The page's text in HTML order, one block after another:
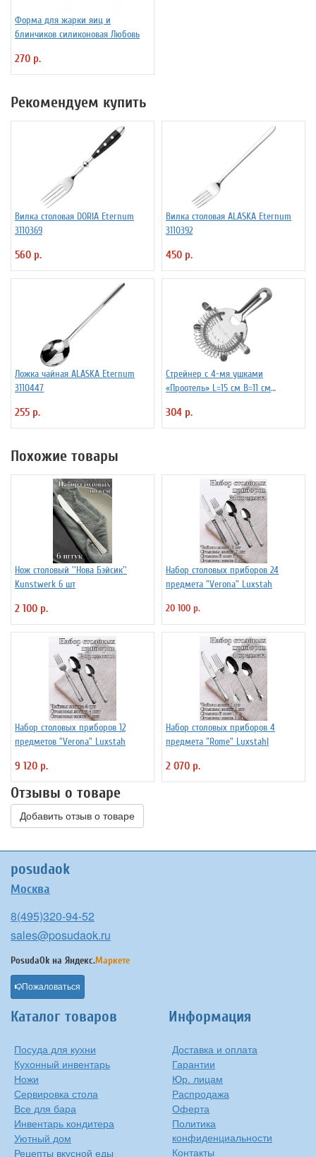
Форма для жарки яиц и
блинчиков силиконовая Любовь
270 р.
Рекомендуем купить
Вилка столовая DORIA Eternum
3110369
560 р.
Вилка столовая ALASKA Eternum
3110392
450 р.
Ложка чайная ALASKA Eternum
3110447
255 р.
Стрейнер с 4-мя ушками
«Проотель» L=15 см B=11 см
304 р.
Похожие товары
Нож столовый ''Нова Бэйсик''
Kunstwerk 6 шт
2 100 р.
Набор столовых приборов 24
предмета "Verona" Luxstah
20 100 р.
Набор столовых приборов 12
предметов "Verona" Luxstah
9 120 р.
Набор столовых приборов 4
предмета "Rome" Luxstahl
2 070 р.
Отзывы о товаре
Добавить отзыв о товаре
posudaok
Москва
8(495)320-94-52
sales@posudaok.ru
PosudaOk на Яндекс.Маркете
Пожаловаться
Каталог товаров
Посуда для кухни
Кухонный инвентарь
Ножи
Сервировка стола
Все для бара
Инвентарь кондитера
Уютный дом
Рецепты вкусной еды
Информация
Доставка и оплата
Гарантии
Юр. лицам
Распродажа
Оферта
Политика
конфиденциальности
Контакты